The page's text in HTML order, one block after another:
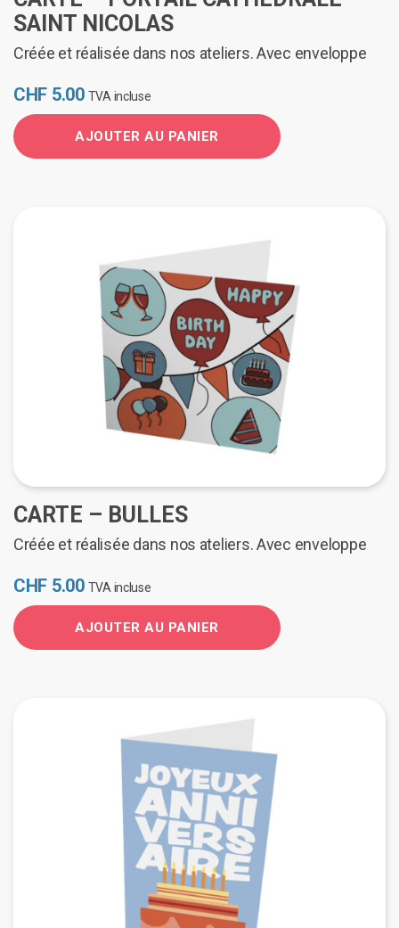
SAINT NICOLAS
Créée et réalisée dans nos ateliers. Avec enveloppe
CHF 5.00 TVA incluse
AJOUTER AU PANIER
CARTE – BULLES
Créée et réalisée dans nos ateliers. Avec enveloppe
CHF 5.00 TVA incluse
AJOUTER AU PANIER